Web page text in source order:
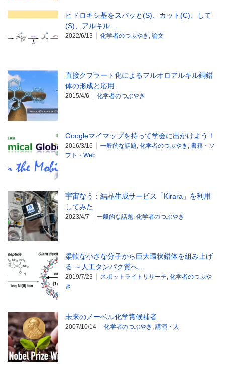
ヒドロキシ基をスパッと(S)、カット(C)、して
(S)、アルキル…
2022/6/13 化学者のつぶやき , 論文
直接クプラート化によるフルオロアルキル銅錯
体の形成と応用
2015/4/6 化学者のつぶやき
Googleマイマップを持って学会に出かけよう！
2016/3/16 一般的な話題, 化学者のつぶやき , 書籍・ソ
フト・Web
宇宙なう：結晶生成サービス「Kirara」を利用
してみた
2023/4/7 一般的な話題, 化学者のつぶやき
柔軟な小さな分子から巨大環状錯体を組み上げ
る ～人工タンパク質へ…
2019/7/23 スポットライトリサーチ, 化学者のつぶや
き
未来のノーベル化学賞候補者
2007/10/14 化学者のつぶやき , 講演・人